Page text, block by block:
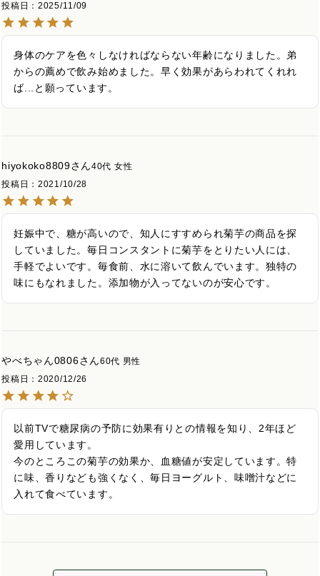
投稿日
2025/11/09
身体のケアを色々しなければならない年齢になりました。弟
からの薦めで飲み始めました。早く効果があらわれてくれれ
ば...と願っています。
hiyokoko8809 40代 女性
投稿日
2021/10/28
妊娠中で、糖が高いので、知人にすすめられ菊芋の商品を探
していました。毎日コンスタントに菊芋をとりたい人には、
手軽でよいです。毎食前、水に溶いて飲んでいます。独特の
味にもなれました。添加物が入ってないのが安心です。
やべちゃん0806 60代 男性
投稿日
2020/12/26
以前TVで糖尿病の予防に効果有りとの情報を知り、2年ほど
愛用しています。
今のところこの菊芋の効果か、血糖値が安定しています。特
に味、香りなども強くなく、毎日ヨーグルト、味噌汁などに
入れて食べています。